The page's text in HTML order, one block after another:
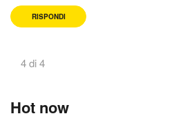
RISPONDI
4 di 4
Hot now